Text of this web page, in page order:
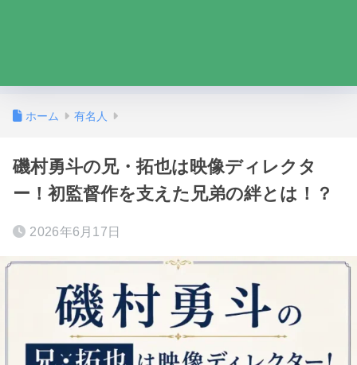
ホーム 有名人
磯村勇斗の兄・拓也は映像ディレクタ
ー！初監督作を支えた兄弟の絆とは！？
2026年6月17日